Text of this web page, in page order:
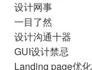
设计网事
一目了然
设计沟通十器
GUI设计禁忌
Landing page优